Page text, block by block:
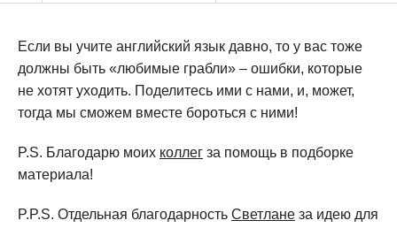
Если вы учите английский язык давно, то у вас тоже
должны быть «любимые грабли» – ошибки, которые
не хотят уходить. Поделитесь ими с нами, и, может,
тогда мы сможем вместе бороться с ними!
P.S. Благодарю моих коллег за помощь в подборке
материала!
P.P.S. Отдельная благодарность Светлане за идею для